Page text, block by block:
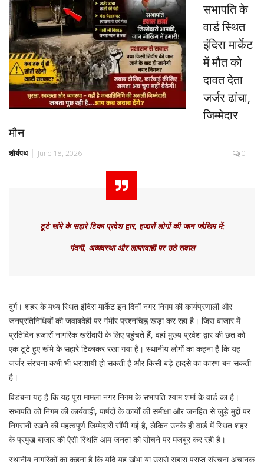
सभापति के
वार्ड स्थित
इंदिरा मार्केट
में मौत को
दावत देता
जर्जर ढांचा,
जिम्मेदार
मौन
शौर्यपथ June 18, 2026 0
टूटे खंभे के सहारे टिका प्रवेश द्वार, हजारों लोगों की जान जोखिम में;
गंदगी, अव्यवस्था और लापरवाही पर उठे सवाल
दुर्ग। शहर के मध्य स्थित इंदिरा मार्केट इन दिनों नगर निगम की कार्यप्रणाली और
जनप्रतिनिधियों की जवाबदेही पर गंभीर प्रश्नचिह्न खड़ा कर रहा है। जिस बाजार में
प्रतिदिन हजारों नागरिक खरीदारी के लिए पहुंचते हैं, वहां मुख्य प्रवेश द्वार की छत को
एक टूटे हुए खंभे के सहारे टिकाकर रखा गया है। स्थानीय लोगों का कहना है कि यह
जर्जर संरचना कभी भी धराशायी हो सकती है और किसी बड़े हादसे का कारण बन सकती
है।
विडंबना यह है कि यह पूरा मामला नगर निगम के सभापति श्याम शर्मा के वार्ड का है।
सभापति को निगम की कार्यवाही, पार्षदों के कार्यों की समीक्षा और जनहित से जुड़े मुद्दों पर
निगरानी रखने की महत्वपूर्ण जिम्मेदारी सौंपी गई है, लेकिन उनके ही वार्ड में स्थित शहर
के प्रमुख बाजार की ऐसी स्थिति आम जनता को सोचने पर मजबूर कर रही है।
स्थानीय नागरिकों का कहना है कि यदि यह खंभा या उससे सहारा प्राप्त संरचना अचानक